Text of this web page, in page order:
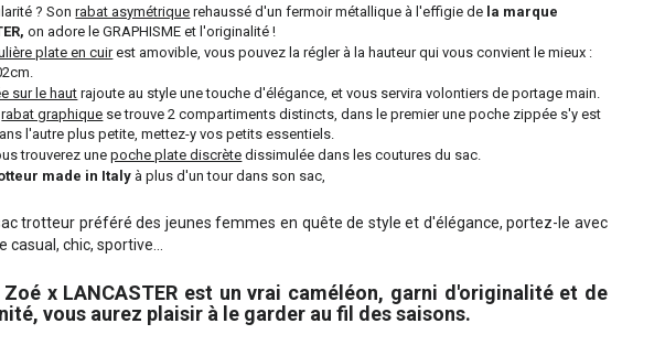
? Sonrabat asymétrique rehaussé d'un fermoir métallique à l'effigie de la marque
on adore le GRAPHISME et l'originalité !
plate en cuirest amovible, vous pouvez la régler à la hauteur qui vous convient le mieux :
sur le haut rajoute au style une touche d'élégance, et vous servira volontiers de portage main.
rabat graphique se trouve 2 compartiments distincts, dans le premier une poche zippée s'y est
l'autre plus petite, mettez-y vos petits essentiels.
trouverez unepoche plate discrète dissimulée dans les coutures du sac.
made in Italy à plus d'un tour dans son sac,
trotteur préféré des jeunes femmes en quête de style et d'élégance, portez-le avec
casual, chic, sportive...
Zoé x LANCASTER est un vrai caméléon, garni d'originalité et de
vous aurez plaisir à le garder au fil des saisons.